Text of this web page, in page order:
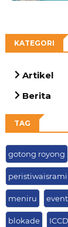
KATEGORI
Artikel
Berita
TAG
gotong royong
meniru
blokade ICCD